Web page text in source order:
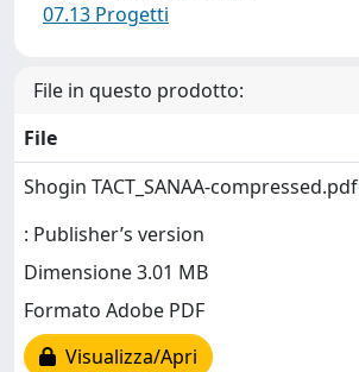
07.13 Progetti
File in questo prodotto:
File
Shogin TACT_SANAA-compressed.pdf
: Publisher’s version
Dimensione 3.01 MB
Formato Adobe PDF
Visualizza/Apri